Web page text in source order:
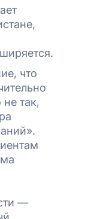
что
так,
—